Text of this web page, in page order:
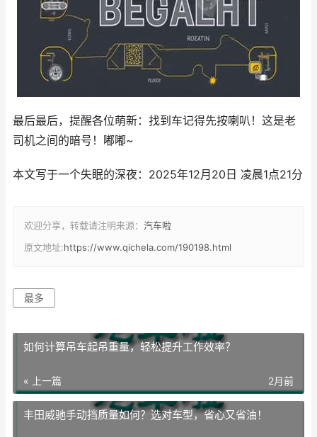
最后最后，提醒各位萌新：找到车记得先按喇叭！这是老
司机之间的暗号！嘟嘟~
本文写于一个失眠的深夜：2025年12月20日 凌晨1点21分
欢迎分享，转载请注明来源： 汽车啦
原文地址:https://www.qichela.com/190198.html
最多
如何计算吊车起吊重量，轻松提升工作效率？
« 上一篇 2月前
丰田威驰手动挡质量如何？选对车型，省心又省油！